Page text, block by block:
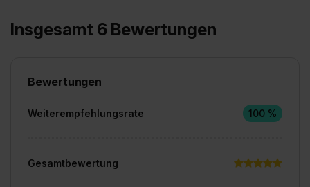
Insgesamt 6 Bewertungen
Bewertungen
Weiterempfehlungsrate 100 %
Gesamtbewertung